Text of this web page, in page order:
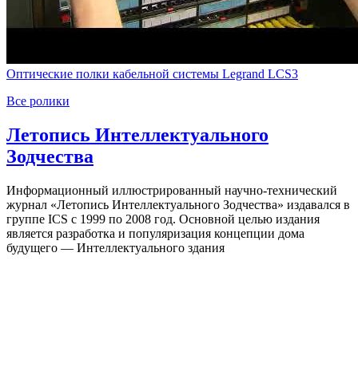
Оптические полки кабельной системы Legrand LCS3
Все ролики
Летопись Интеллектуального
Зодчества
Информационный иллюстрированный научно-технический
журнал «Летопись Интеллектуального Зодчества» издавался в
группе ICS c 1999 по 2008 год. Основной целью издания
является разработка и популяризация концепции дома
будущего — Интеллектуального здания